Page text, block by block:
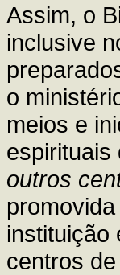
Assim, o
inclusive
o
meios e
outros
instituição
centros